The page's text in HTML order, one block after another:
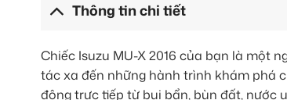
Thông tin chi tiết
Chiếc Isuzu MU-X 2016 của bạn là một
tác xa đến những hành trình khám phá
động trực tiếp từ bụi bẩn, bùn đất, nước